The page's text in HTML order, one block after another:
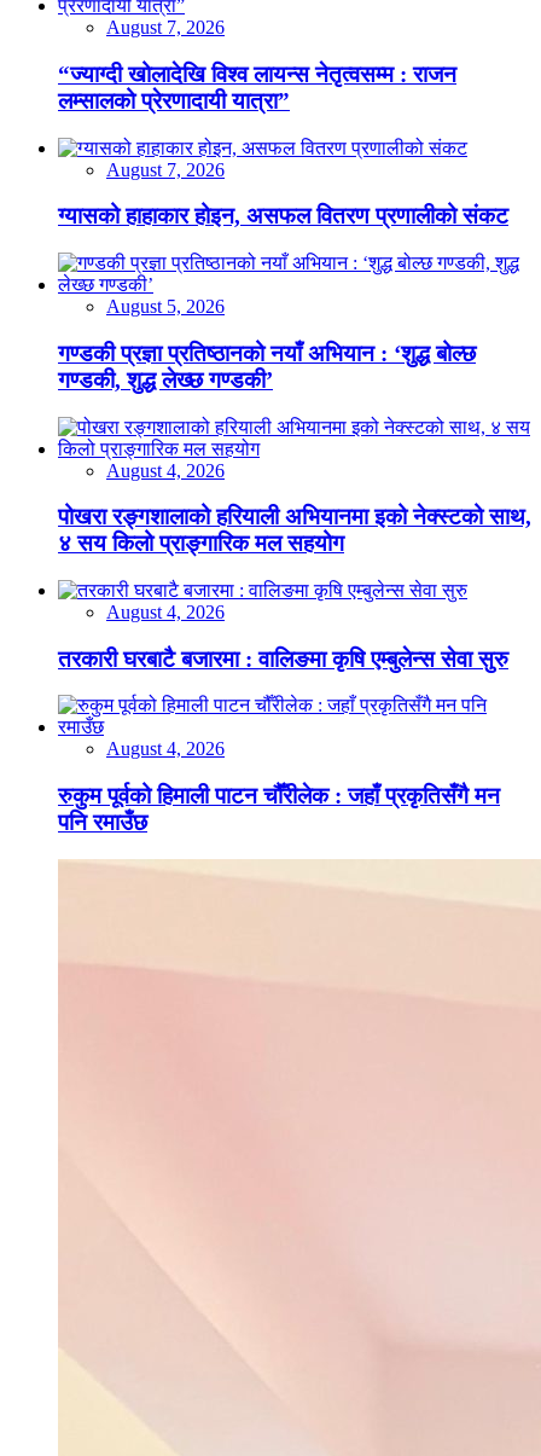
August 7, 2026
“ज्याग्दी खोलादेखि विश्व लायन्स नेतृत्वसम्म : राजन
लम्सालको प्रेरणादायी यात्रा”
August 7, 2026
ग्यासको हाहाकार होइन, असफल वितरण प्रणालीको संकट
August 5, 2026
गण्डकी प्रज्ञा प्रतिष्ठानको नयाँ अभियान : ‘शुद्ध बोल्छ
गण्डकी, शुद्ध लेख्छ गण्डकी’
August 4, 2026
पोखरा रङ्गशालाको हरियाली अभियानमा इको नेक्स्टको साथ,
४ सय किलो प्राङ्गारिक मल सहयोग
August 4, 2026
तरकारी घरबाटै बजारमा : वालिङमा कृषि एम्बुलेन्स सेवा सुरु
August 4, 2026
रुकुम पूर्वको हिमाली पाटन चौँरीलेक : जहाँ प्रकृतिसँगै मन
पनि रमाउँछ